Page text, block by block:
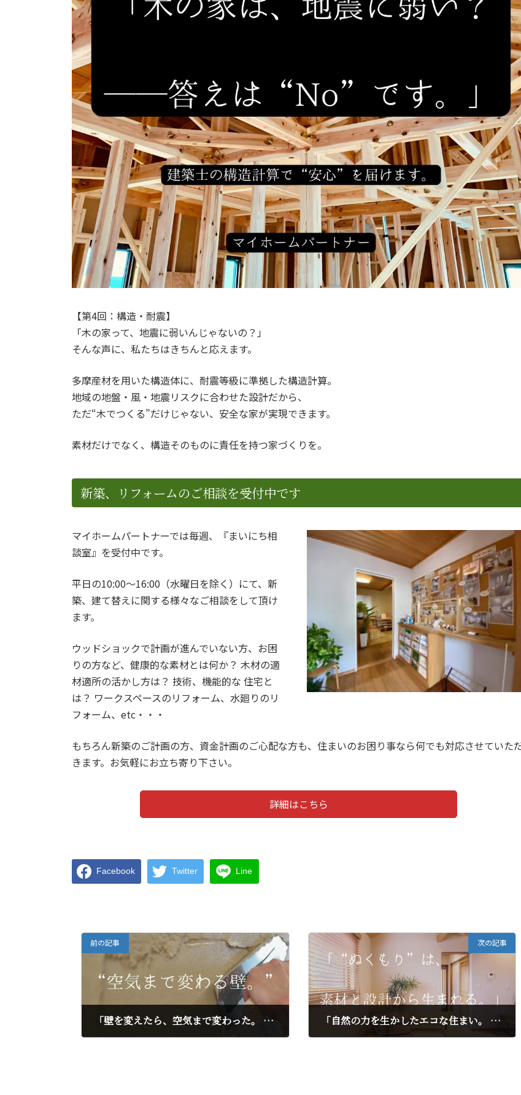
【第4回：構造・耐震】
「木の家って、地震に弱いんじゃないの？」
そんな声に、私たちはきちんと応えます。
多摩産材を用いた構造体に、耐震等級に準拠した構造計算。
地域の地盤・風・地震リスクに合わせた設計だから、
ただ“木でつくる”だけじゃない、安全な家が実現できます。
素材だけでなく、構造そのものに責任を持つ家づくりを。
新築、リフォームのご相談を受付中です
マイホームパートナーでは毎週、『まいにち相
談室』を受付中です。
平日の10:00〜16:00（水曜日を除く）にて、新
築、建て替えに関する様々なご相談をして頂け
ます。
ウッドショックで計画が進んでいない方、お困
りの方など、健康的な素材とは何か？ 木材の適
材適所の活かし方は？ 技術、機能的な 住宅と
は？ ワークスペースのリフォーム、水廻りのリ
フォーム、etc・・・
もちろん新築のご計画の方、資金計画のご心配な方も、住まいのお困り事なら何でも対応させていた
きます。お気軽にお立ち寄り下さい。
詳細はこちら
Facebook Twitter Line
前の記事
「壁を変えたら、空気まで変わった。 シラス壁の力、体感してください。」
次の記事
「自然の力を生かしたエコな住まい。 ジオパワー×自然素材で、快適さと省エネを両立。」